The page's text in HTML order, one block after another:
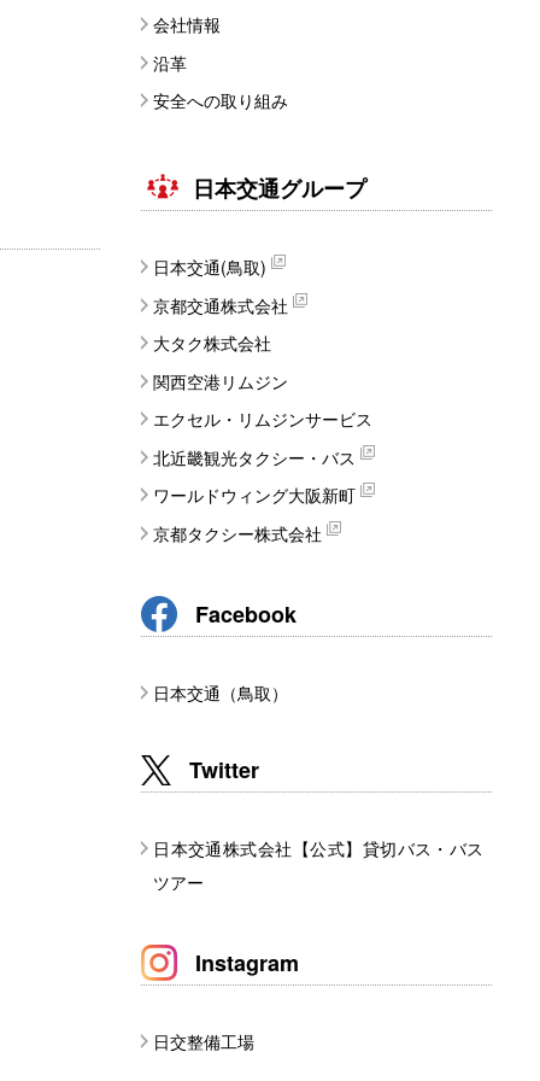
会社情報
沿革
安全への取り組み
日本交通グループ
日本交通(鳥取)
京都交通株式会社
大タク株式会社
関西空港リムジン
エクセル・リムジンサービス
北近畿観光タクシー・バス
ワールドウィング大阪新町
京都タクシー株式会社
Facebook
日本交通（鳥取）
Twitter
日本交通株式会社【公式】貸切バス・バス
ツアー
Instagram
日交整備工場